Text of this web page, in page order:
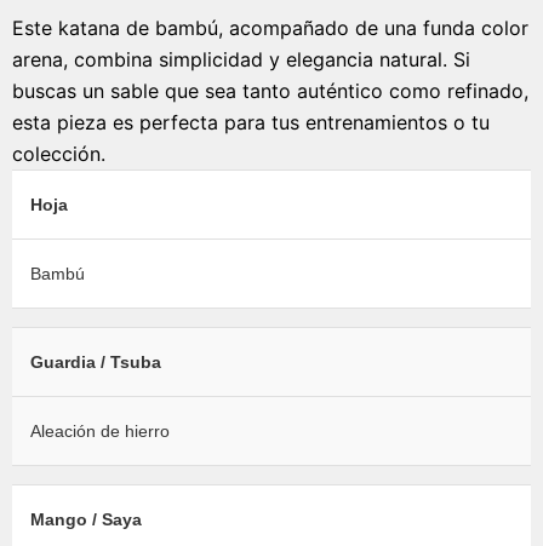
Este katana de bambú, acompañado de una funda color
arena, combina simplicidad y elegancia natural. Si
buscas un sable que sea tanto auténtico como refinado,
esta pieza es perfecta para tus entrenamientos o tu
colección.
Hoja
Bambú
Guardia / Tsuba
Aleación de hierro
Mango / Saya